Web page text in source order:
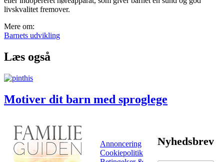
livskvalitet fremover.
Mere om:
Barnets udvikling
Læs også
Motiver dit barn med sproglege
Annoncering
Cookiepolitik
Nyhedsbrev